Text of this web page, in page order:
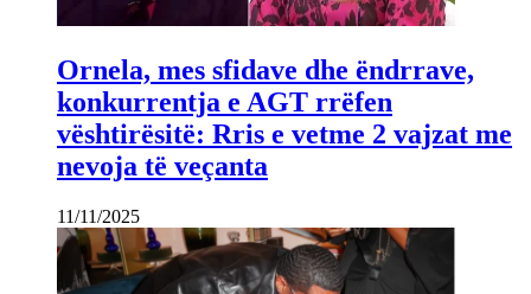
Ornela, mes sfidave dhe ëndrrave,
konkurrentja e AGT rrëfen
vështirësitë: Rris e vetme 2 vajzat me
nevoja të veçanta
11/11/2025